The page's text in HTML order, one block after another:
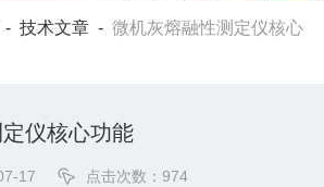
-技术文章 -微机灰熔融性测定仪核心
仪核心功能
17 点击次数：974